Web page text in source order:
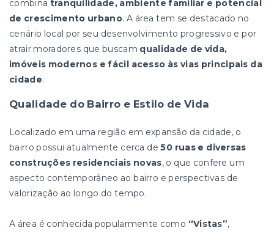
combina tranquilidade, ambiente familiar e potencial
de crescimento urbano. A área tem se destacado no
cenário local por seu desenvolvimento progressivo e por
atrair moradores que buscam qualidade de vida,
imóveis modernos e fácil acesso às vias principais da
cidade.
Qualidade do Bairro e Estilo de Vida
Localizado em uma região em expansão da cidade, o
bairro possui atualmente cerca de50 ruas e diversas
construções residenciais novas, o que confere um
aspecto contemporâneo ao bairro e perspectivas de
valorização ao longo do tempo.
A área é conhecida popularmente como “Vistas”,